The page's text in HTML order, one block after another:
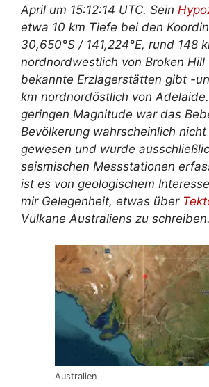
April um 15:12:14 UTC. Sein
etwa 10 km Tiefe bei den
30,650°S / 141,224°E, rund 148
nordnordwestlich von Broken
bekannte Erzlagerstätten gibt -
km nordnordöstlich von
geringen Magnitude war das
Bevölkerung wahrscheinlich
gewesen und wurde
seismischen Messstationen
ist es von geologischem
mir Gelegenheit, etwas über
Vulkane Australiens zu schreiben.
Australien